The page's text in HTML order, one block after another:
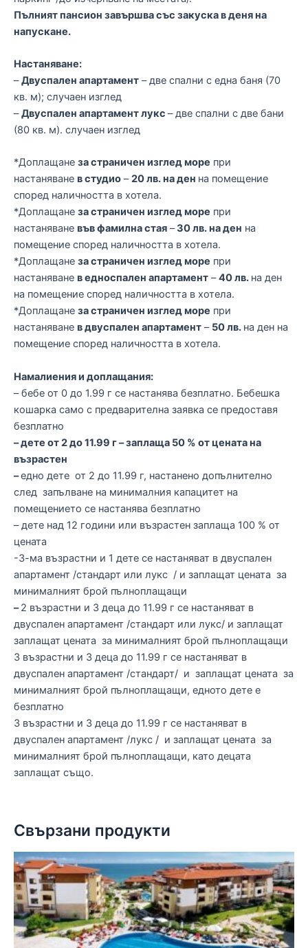
Пълният пансион завършва със закуска в деня на
напускане.
Настаняване:
–Двуспален апартамент – две спални с една баня (70
кв. м); случаен изглед
–Двуспален апартамент лукс – две спални с две бани
(80 кв. м). случаен изглед
*Доплащане за страничен изглед море при
настаняване в студио –20 лв. на ден на помещение
според наличността в хотела.
*Доплащане за страничен изглед море при
настаняване във фамилна стая –30 лв. на ден на
помещение според наличността в хотела.
*Доплащане за страничен изглед море при
настаняване в едноспален апартамент –40 лв. на ден
на помещение според наличността в хотела.
*Доплащане за страничен изглед море при
настаняване в двуспален апартамент – 50 лв. на ден на
помещение според наличността в хотела.
Намалиения и доплащания:
– бебе от 0 до 1.99 г се настанява безплатно. Бебешка
кошарка само с предварителна заявка се предоставя
безплатно
– дете от 2 до 11.99 г – заплаща 50 % от цената на
възрастен
–едно дете от 2 до 11.99 г, настанено допълнително
след запълване на минималния капацитет на
помещението се настанява безплатно
– дете над 12 години или възрастен заплаща 100 % от
цената
-3-ма възрастни и 1 дете се настаняват в двуспален
апартамент /стандарт или лукс / и заплащат цената за
минималният брой пълноплащащи
–2 възрастни и 3 деца до 11.99 г се настаняват в
двуспален апартамент /стандарт или лукс/ и заплащат
заплащат цената за минималният брой пълноплащащи
3 възрастни и 3 деца до 11.99 г се настаняват в
двуспален апартамент /стандарт/ и заплащат цената за
минималният брой пълноплащащи, едното дете е
безплатно
3 възрастни и 3 деца до 11.99 г се настаняват в
двуспален апартамент /лукс / и заплащат цената за
минималният брой пълноплащащи, като децата
заплащат също.
Свързани продукти